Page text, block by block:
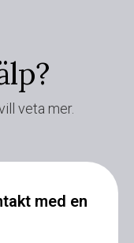
veta mer.
med en